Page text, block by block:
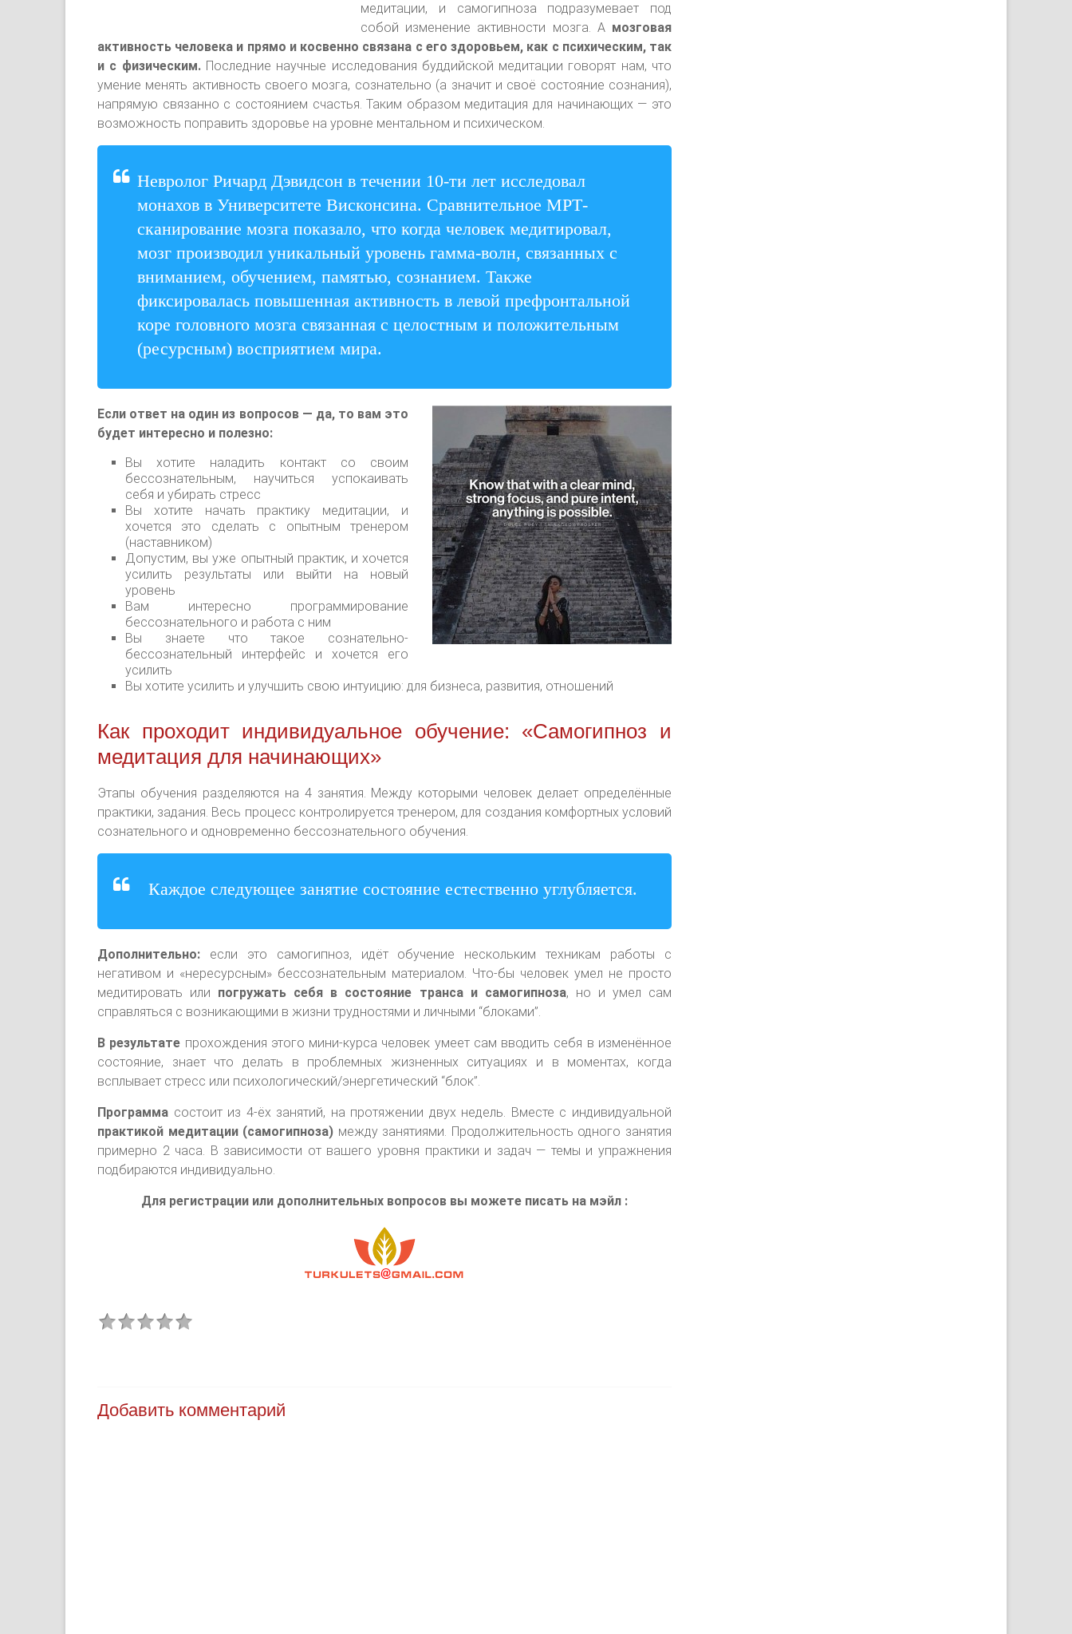
медитации, и самогипноза подразумевает под
собой изменение активности мозга. А мозговая
активность человека и прямо и косвенно связана с его здоровьем, как с психическим, так
и с физическим.Последние научные исследования буддийской медитации говорят нам, что
умение менять активность своего мозга, сознательно (а значит и своё состояние сознания),
напрямую связанно с состоянием счастья. Таким образом медитация для начинающих — это
возможность поправить здоровье на уровне ментальном и психическом.
Невролог Ричард Дэвидсон в течении 10-ти лет исследовал
монахов в Университете Висконсина. Сравнительное МРТ-
сканирование мозга показало, что когда человек медитировал,
мозг производил уникальный уровень гамма-волн, связанных с
вниманием, обучением, памятью, сознанием. Также
фиксировалась повышенная активность в левой префронтальной
коре головного мозга связанная с целостным и положительным
(ресурсным) восприятием мира.
Если ответ на один из вопросов — да, то вам это
будет интересно и полезно:
Вы хотите наладить контакт со своим
бессознательным, научиться успокаивать
себя и убирать стресс
Вы хотите начать практику медитации, и
хочется это сделать с опытным тренером
(наставником)
Допустим, вы уже опытный практик, и хочется
усилить результаты или выйти на новый
уровень
Вам интересно программирование
бессознательного и работа с ним
Вы знаете что такое сознательно-
бессознательный интерфейс и хочется его
усилить
Вы хотите усилить и улучшить свою интуицию: для бизнеса, развития, отношений
Как проходит индивидуальное обучение: «Самогипноз и
медитация для начинающих»
Этапы обучения разделяются на 4 занятия. Между которыми человек делает определённые
практики, задания. Весь процесс контролируется тренером, для создания комфортных условий
сознательного и одновременно бессознательного обучения.
Каждое следующее занятие состояние естественно углубляется.
Дополнительно: если это самогипноз, идёт обучение нескольким техникам работы с
негативом и «нересурсным» бессознательным материалом. Что-бы человек умел не просто
медитировать или погружать себя в состояние транса и самогипноза, но и умел сам
справляться с возникающими в жизни трудностями и личными “блоками”.
В результате прохождения этого мини-курса человек умеет сам вводить себя в изменённое
состояние, знает что делать в проблемных жизненных ситуациях и в моментах, когда
всплывает стресс или психологический/энергетический “блок”.
Программа состоит из 4-ёх занятий, на протяжении двух недель. Вместе с индивидуальной
практикой медитации (самогипноза) между занятиями. Продолжительность одного занятия
примерно 2 часа. В зависимости от вашего уровня практики и задач — темы и упражнения
подбираются индивидуально.
Для регистрации или дополнительных вопросов вы можете писать на мэйл :
Добавить комментарий